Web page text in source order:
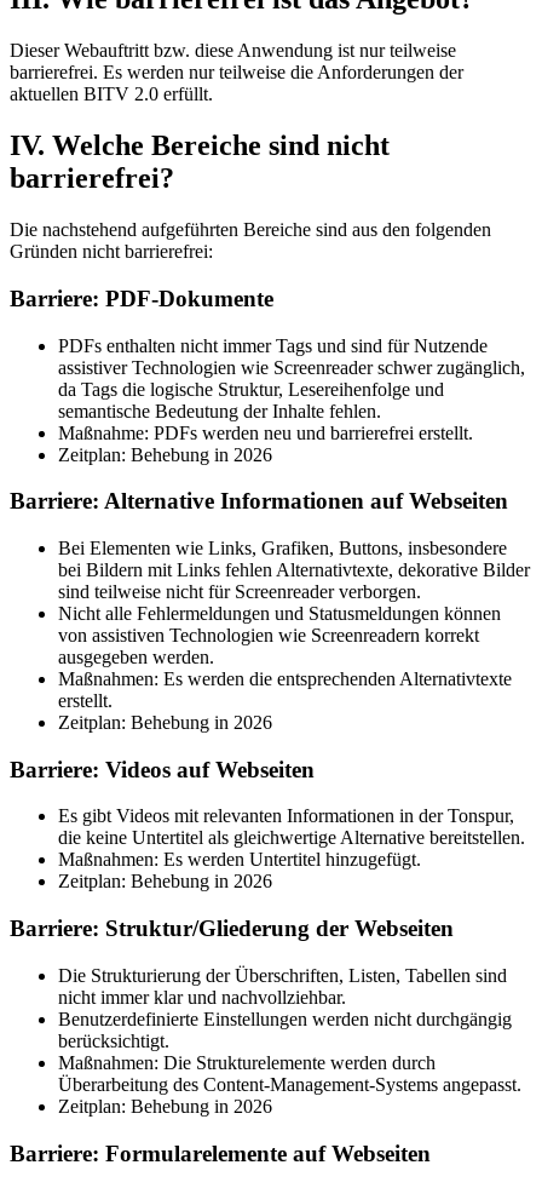
Dieser Webauftritt bzw. diese Anwendung ist nur teilweise
barrierefrei. Es werden nur teilweise die Anforderungen der
aktuellen BITV 2.0 erfüllt.
IV. Welche Bereiche sind nicht
barrierefrei?
Die nachstehend aufgeführten Bereiche sind aus den folgenden
Gründen nicht barrierefrei:
Barriere: PDF-Dokumente
PDFs enthalten nicht immer Tags und sind für Nutzende
assistiver Technologien wie Screenreader schwer zugänglich,
da Tags die logische Struktur, Lesereihenfolge und
semantische Bedeutung der Inhalte fehlen.
Maßnahme: PDFs werden neu und barrierefrei erstellt.
Zeitplan: Behebung in 2026
Barriere: Alternative Informationen auf Webseiten
Bei Elementen wie Links, Grafiken, Buttons, insbesondere
bei Bildern mit Links fehlen Alternativtexte, dekorative Bilder
sind teilweise nicht für Screenreader verborgen.
Nicht alle Fehlermeldungen und Statusmeldungen können
von assistiven Technologien wie Screenreadern korrekt
ausgegeben werden.
Maßnahmen: Es werden die entsprechenden Alternativtexte
erstellt.
Zeitplan: Behebung in 2026
Barriere: Videos auf Webseiten
Es gibt Videos mit relevanten Informationen in der Tonspur,
die keine Untertitel als gleichwertige Alternative bereitstellen.
Maßnahmen: Es werden Untertitel hinzugefügt.
Zeitplan: Behebung in 2026
Barriere: Struktur/Gliederung der Webseiten
Die Strukturierung der Überschriften, Listen, Tabellen sind
nicht immer klar und nachvollziehbar.
Benutzerdefinierte Einstellungen werden nicht durchgängig
berücksichtigt.
Maßnahmen: Die Strukturelemente werden durch
Überarbeitung des Content-Management-Systems angepasst.
Zeitplan: Behebung in 2026
Barriere: Formularelemente auf Webseiten